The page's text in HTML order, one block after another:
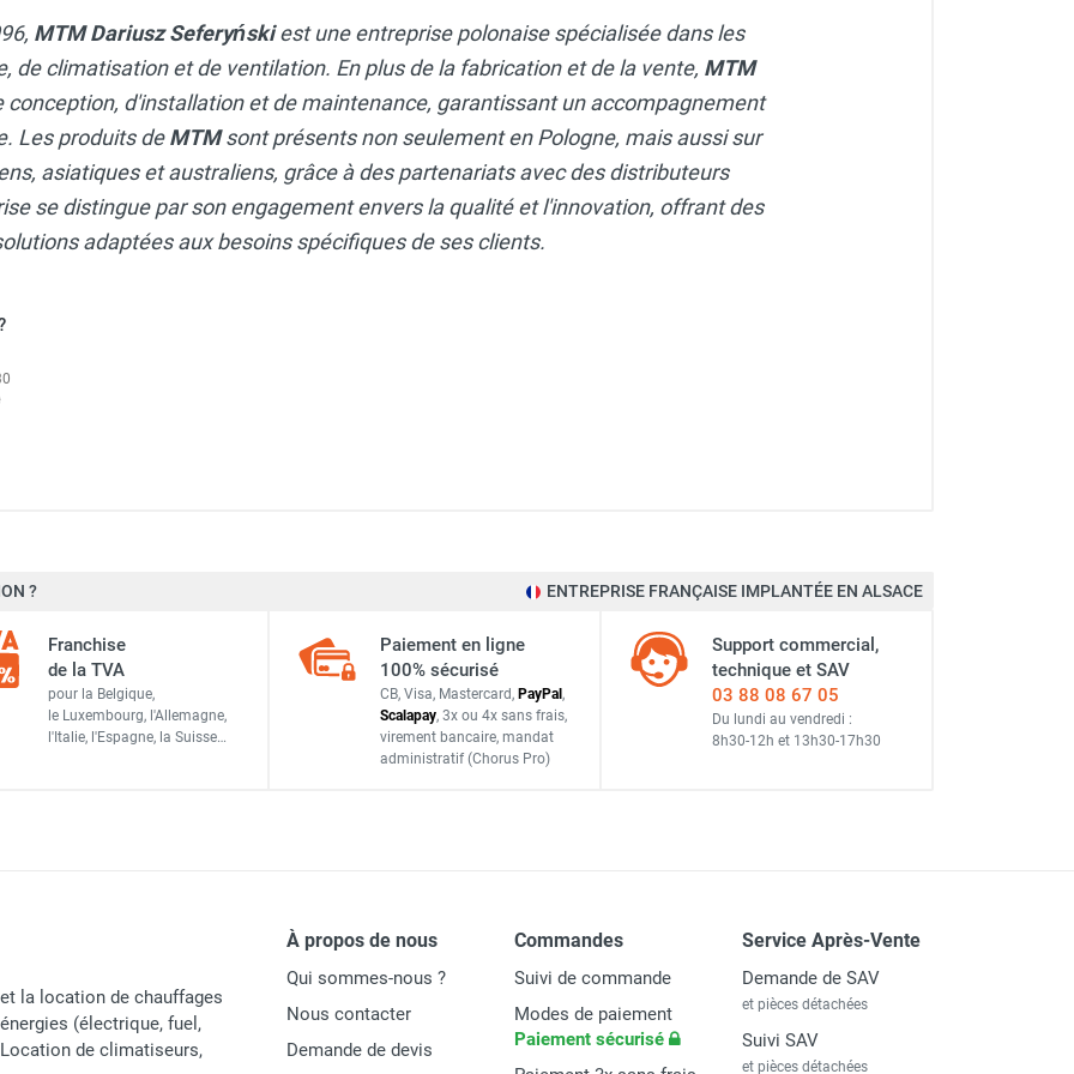
MTM Dariusz Seferyńskiest une entreprise polonaise spécialisée dans les
de climatisation et de ventilation. En plus de la fabrication et de la vente, MTM
conception, d'installation et de maintenance, garantissant un accompagnement
Les produits deMTMsont présents non seulement en Pologne, mais aussi sur
asiatiques et australiens, grâce à des partenariats avec des distributeurs
se distingue par son engagement envers la qualité et l'innovation, offrant des
adaptées aux besoins spécifiques de ses clients.
Bois (panneaux de particules, panneaux OSB, cadres de fenêtres, etc...)
Charbon, briquettes de charbon, briquettes de paille, carton
8-15 kg/h pour le bois
La consommation de carburant dépend de son type
700 x 1 450 x 950 mm
55 M - MTM
? ENTREPRISE FRANÇAISE IMPLANTÉE EN ALSACE
Franchise
de la TVA
pour la Belgique,
le Luxembourg, l'Allemagne,
l'Italie, l'Espagne, la Suisse…
Paiement en ligne
100% sécurisé
CB, Visa, Mastercard, PayPal ,
Scalapay, 3x ou 4x sans frais,
virement bancaire, mandat
administratif (Chorus Pro)
Support commercial,
technique et SAV
03 88 08 67 05
Du lundi au vendredi :
8h30-12h et 13h30-17h30
la location de chauffages
(électrique, fuel,
de climatiseurs,
À propos de nous
Qui sommes-nous ?
Nous contacter
Demande de devis
Commandes
Suivi de commande
Modes de paiement
Paiement sécurisé
Service Après-Vente
Demande de SAV
et pièces détachées
Suivi SAV
et pièces détachées